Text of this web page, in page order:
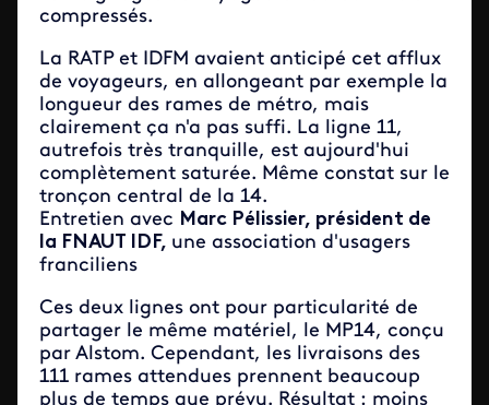
compressés.
La RATP et IDFM avaient anticipé cet afflux
de voyageurs, en allongeant par exemple la
longueur des rames de métro, mais
clairement ça n'a pas suffi. La ligne 11,
autrefois très tranquille, est aujourd'hui
complètement saturée. Même constat sur le
tronçon central de la 14.
Entretien avec Marc Pélissier, président de
la FNAUT IDF, une association d'usagers
franciliens
Ces deux lignes ont pour particularité de
partager le même matériel, le MP14, conçu
par Alstom. Cependant, les livraisons des
111 rames attendues prennent beaucoup
plus de temps que prévu. Résultat : moins